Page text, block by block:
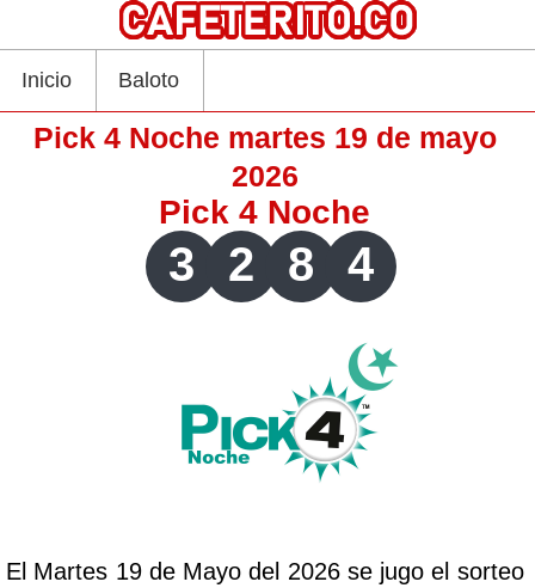
Inicio Baloto
Pick 4 Noche martes 19 de mayo
2026
Pick 4 Noche
3 2 8 4
El Martes 19 de Mayo del 2026 se jugo el sorteo